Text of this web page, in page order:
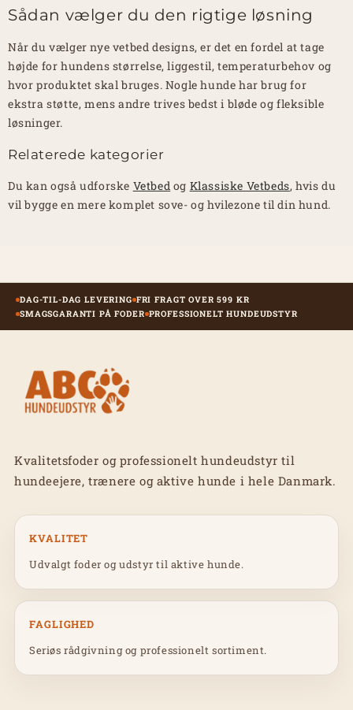
Sådan vælger du den rigtige løsning
Når du vælger nye vetbed designs, er det en fordel at tage
højde for hundens størrelse, liggestil, temperaturbehov og
hvor produktet skal bruges. Nogle hunde har brug for
ekstra støtte, mens andre trives bedst i bløde og fleksible
løsninger.
Relaterede kategorier
Du kan også udforske Vetbed og Klassiske Vetbeds, hvis du
vil bygge en mere komplet sove- og hvilezone til din hund.
DAG-TIL-DAG LEVERING FRI FRAGT OVER 599 KR
SMAGSGARANTI PÅ FODER PROFESSIONELT HUNDEUDSTYR
Kvalitetsfoder og professionelt hundeudstyr til
hundeejere, trænere og aktive hunde i hele Danmark.
KVALITET
Udvalgt foder og udstyr til aktive hunde.
FAGLIGHED
Seriøs rådgivning og professionelt sortiment.